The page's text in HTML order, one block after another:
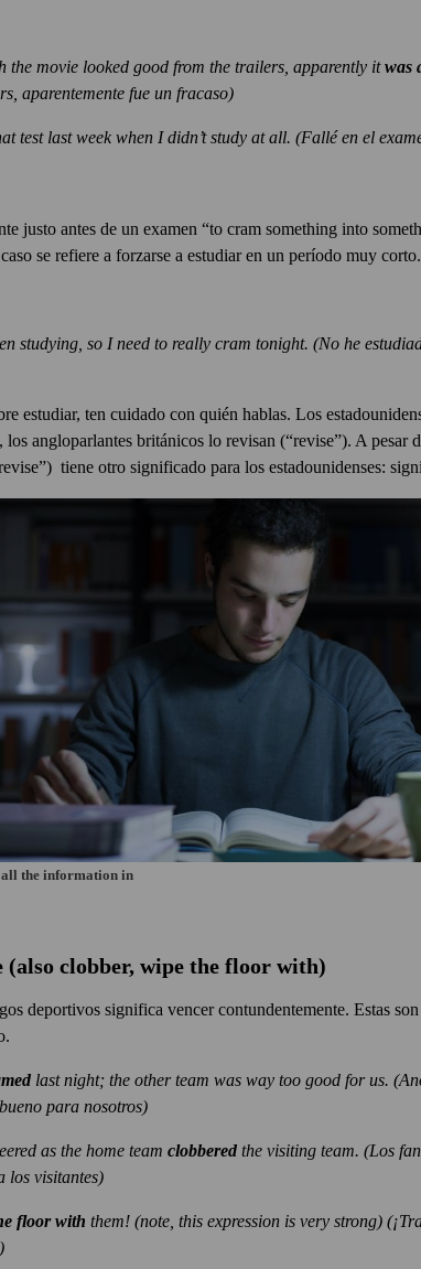
the movie looked good from the trailers, apparently itwas
aparentemente fue un fracaso)
test last week when I didn’t study at all. (Fallé en el
justo antes de un examen “to cram something into
se refiere a forzarse a estudiar en un período muy corto.
studying, so I need to really cram tonight. (No he
estudiar, ten cuidado con quién hablas. Los
los angloparlantes británicos lo revisan (“revise”). A pesar
tiene otro significado para los estadounidenses:
all the information in
(also clobber, wipe the floor with)
deportivos significa vencer contundentemente. Estas
last night; the other team was way too good for us.
para nosotros)
as the home team clobbered the visiting team. (Los
los visitantes)
floor with them! (note, this expression is very strong)